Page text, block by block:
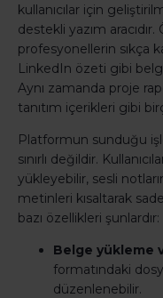
kullanıcılar için
destekli yazım
profesyonellerin sıkça
LinkedIn özeti gibi
Aynı zamanda proje
tanıtım içerikleri gibi
Platformun sunduğu
sınırlı değildir.
yükleyebilir, sesli
metinleri kısaltarak
bazı özellikleri şunlardır:
Belge yükleme
formatındaki
düzenlenebilir.